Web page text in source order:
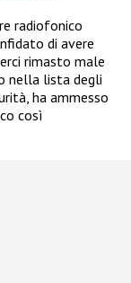
radiofonico
di avere
rimasto male
nella lista degli
ha ammesso
così